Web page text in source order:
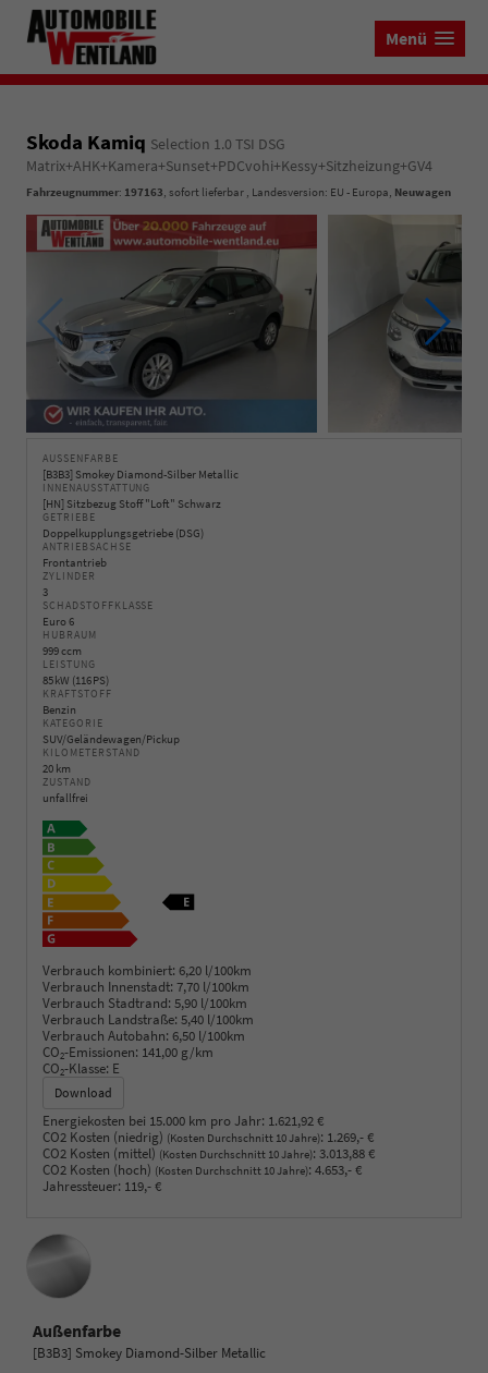
Menü
Skoda Kamiq Selection 1.0 TSI DSG
Matrix+AHK+Kamera+Sunset+PDCvohi+Kessy+Sitzheizung+GV4
Fahrzeugnummer: 197163, sofort lieferbar , Landesversion: EU - Europa, Neuwagen
AUSSENFARBE
[B3B3] Smokey Diamond-Silber Metallic
INNENAUSSTATTUNG
[HN] Sitzbezug Stoff "Loft" Schwarz
GETRIEBE
Doppelkupplungsgetriebe (DSG)
ANTRIEBSACHSE
Frontantrieb
ZYLINDER
3
SCHADSTOFFKLASSE
Euro 6
HUBRAUM
999 ccm
LEISTUNG
85 kW (116 PS)
KRAFTSTOFF
Benzin
KATEGORIE
SUV/Geländewagen/Pickup
KILOMETERSTAND
20 km
ZUSTAND
unfallfrei
Verbrauch kombiniert: 6,20 l/100km
Verbrauch Innenstadt: 7,70 l/100km
Verbrauch Stadtrand: 5,90 l/100km
Verbrauch Landstraße: 5,40 l/100km
Verbrauch Autobahn: 6,50 l/100km
CO2-Emissionen: 141,00 g/km
CO2-Klasse: E
Download
Energiekosten bei 15.000 km pro Jahr: 1.621,92 €
CO2 Kosten (niedrig) (Kosten Durchschnitt 10 Jahre): 1.269,- €
CO2 Kosten (mittel) (Kosten Durchschnitt 10 Jahre): 3.013,88 €
CO2 Kosten (hoch) (Kosten Durchschnitt 10 Jahre): 4.653,- €
Jahressteuer: 119,- €
Außenfarbe
[B3B3] Smokey Diamond-Silber Metallic